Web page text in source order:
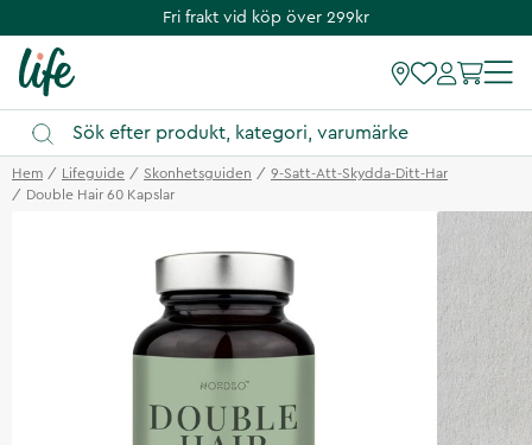
Fri frakt vid köp över 299kr
Hem Lifeguide Skonhetsguiden
9-Satt-Att-Skydda-Ditt-Har
Double Hair 60 Kapslar